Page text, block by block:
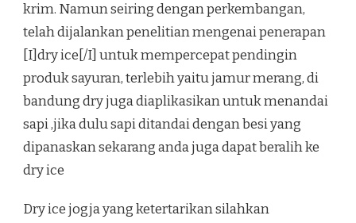
krim. Namun seiring dengan perkembangan,
telah dijalankan penelitian mengenai penerapan
[I]dry ice[/I] untuk mempercepat pendingin
produk sayuran, terlebih yaitu jamur merang, di
bandung dry juga diaplikasikan untuk menandai
sapi ,jika dulu sapi ditandai dengan besi yang
dipanaskan sekarang anda juga dapat beralih ke
dry ice
Dry ice jogja yang ketertarikan silahkan